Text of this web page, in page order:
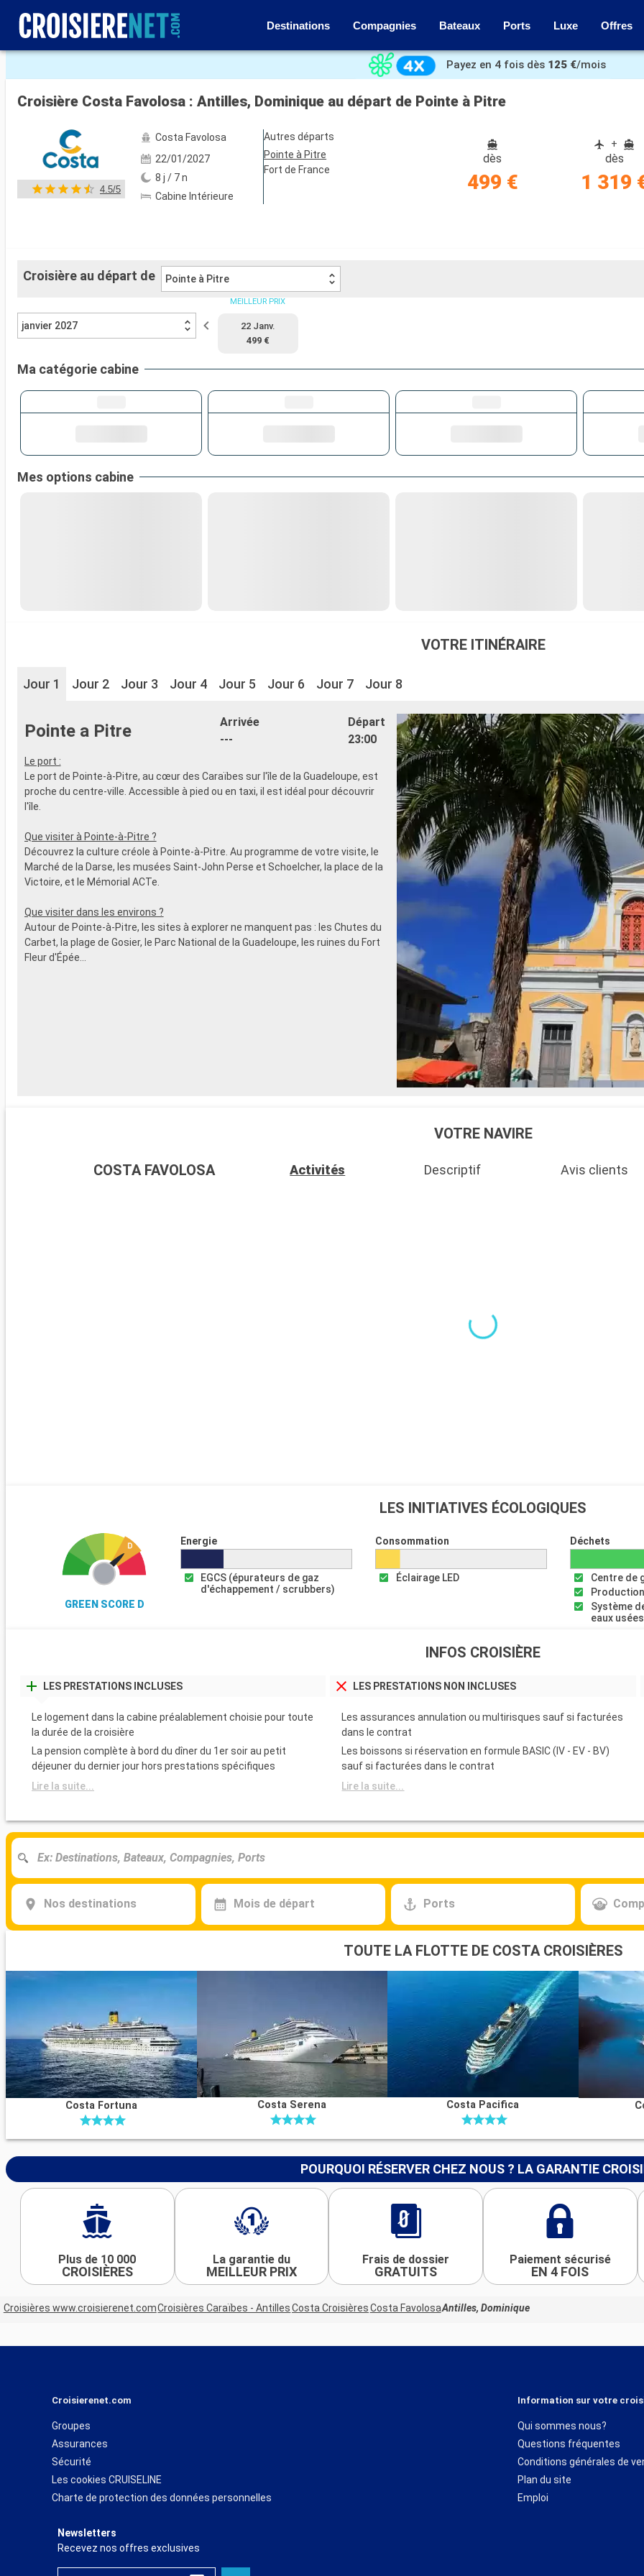
Destinations Compagnies Bateaux Ports Luxe Offres
Voir les 36 autres photos
Payez en 4 fois dès 125 €/mois
Croisière Costa Favolosa : Antilles, Dominique au départ de Pointe à Pitre
4.5/5
Costa Favolosa
22/01/2027
8 j / 7 n
Cabine Intérieure
Autres départs
Pointe à Pitre
Fort de France
dès
499 €
+
dès
1 319
Croisière au départ de Pointe à Pitre
janvier 2027
MEILLEUR PRIX
22 Janv.
499 €
Ma catégorie cabine
Mes options cabine
VOTRE ITINÉRAIRE
Jour 1 Jour 2 Jour 3 Jour 4 Jour 5 Jour 6 Jour 7 Jour 8
Pointe a Pitre
Arrivée
---
Départ
23:00
Le port :
Le port de Pointe-à-Pitre, au cœur des Caraïbes sur l'île de la Guadeloupe, est
proche du centre-ville. Accessible à pied ou en taxi, il est idéal pour découvrir
l'île.
Que visiter à Pointe-à-Pitre ?
Découvrez la culture créole à Pointe-à-Pitre. Au programme de votre visite, le
Marché de la Darse, les musées Saint-John Perse et Schoelcher, la place de la
Victoire, et le Mémorial ACTe.
Que visiter dans les environs ?
Autour de Pointe-à-Pitre, les sites à explorer ne manquent pas : les Chutes du
Carbet, la plage de Gosier, le Parc National de la Guadeloupe, les ruines du Fort
Fleur d'Épée...
VOTRE NAVIRE
COSTA FAVOLOSA Activités Descriptif Avis clients
LES INITIATIVES ÉCOLOGIQUES
GREEN SCORE D
Energie
EGCS (épurateurs de gaz
d'échappement / scrubbers)
Consommation
Éclairage LED
Déchets
Centre de
Système
eaux usées
INFOS CROISIÈRE
LES PRESTATIONS INCLUSES
Le logement dans la cabine préalablement choisie pour toute
la durée de la croisière
La pension complète à bord du dîner du 1er soir au petit
déjeuner du dernier jour hors prestations spécifiques
Lire la suite...
LES PRESTATIONS NON INCLUSES
Les assurances annulation ou multirisques sauf si facturées
dans le contrat
Les boissons si réservation en formule BASIC (IV - EV - BV)
sauf si facturées dans le contrat
Lire la suite...
Nos destinations Mois de départ Ports
TOUTE LA FLOTTE DE COSTA CROISIÈRES
Costa Fortuna Costa Serena Costa Pacifica
POURQUOI RÉSERVER CHEZ NOUS ? LA GARANTIE
Plus de 10 000
CROISIÈRES
La garantie du
MEILLEUR PRIX
Frais de dossier
GRATUITS
Paiement sécurisé
EN 4 FOIS
Croisières www.croisierenet.comCroisières Caraïbes - AntillesCosta CroisièresCosta FavolosaAntilles, Dominique
Croisierenet.com
Groupes
Assurances
Sécurité
Les cookies CRUISELINE
Charte de protection des données personnelles
Information sur votre
Qui sommes nous?
Questions fréquentes
Conditions générales de
Plan du site
Emploi
Newsletters
Recevez nos offres exclusives